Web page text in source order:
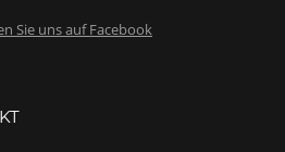
Sie uns auf Facebook